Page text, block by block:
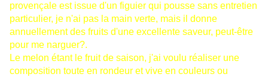
provençale est issue d'un figuier qui pousse sans entretien
particulier, je n'ai pas la main verte, mais il donne
annuellement des fruits d'une excellente saveur, peut-être
pour me narguer?.
Le melon étant le fruit de saison, j'ai voulu réaliser une
composition toute en rondeur et vive en couleurs ou